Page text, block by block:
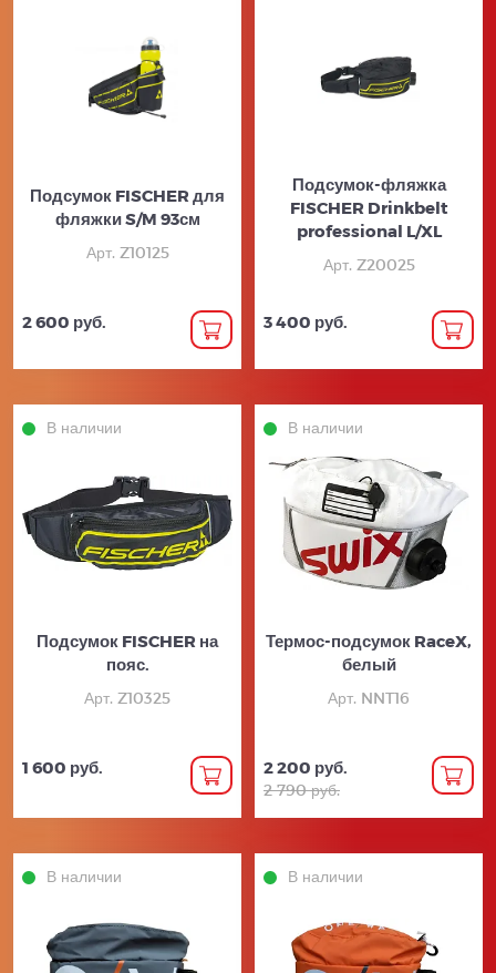
Подсумок FISCHER для
фляжки S/M 93см
Арт. Z10125
2 600 руб.
Подсумок-фляжка
FISCHER Drinkbelt
professional L/XL
Арт. Z20025
3 400 руб.
В наличии
Подсумок FISCHER на
пояс.
Арт. Z10325
1 600 руб.
В наличии
Термос-подсумок RaceX,
белый
Арт. NNT16
2 200 руб.
2 790 руб.
В наличии В наличии